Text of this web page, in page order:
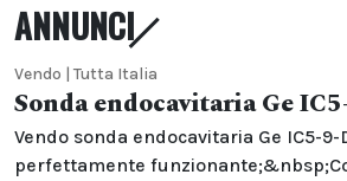
ANNUNCI
Vendo | Tutta Italia
Sonda endocavitaria Ge
Vendo sonda endocavitaria Ge IC5-
perfettamente